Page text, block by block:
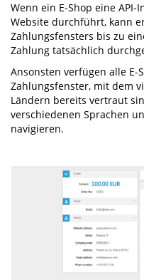
Wenn ein E-Shop eine
Website durchführt, kann
Zahlungsfensters bis zu
Zahlung tatsächlich
Ansonsten verfügen alle E-
Zahlungsfenster, mit dem
Ländern bereits vertraut
verschiedenen Sprachen
navigieren.